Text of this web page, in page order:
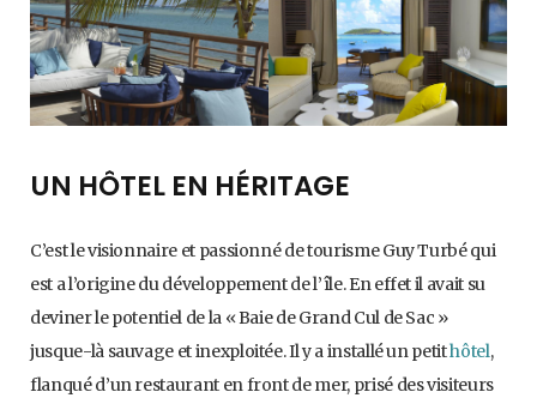
UN HÔTEL EN HÉRITAGE
C’est le visionnaire et passionné de tourisme Guy Turbé qui
est a l’origine du développement de l’île. En effet il avait su
deviner le potentiel de la « Baie de Grand Cul de Sac »
jusque-là sauvage et inexploitée. Il y a installé un petithôtel,
flanqué d’un restaurant en front de mer, prisé des visiteurs